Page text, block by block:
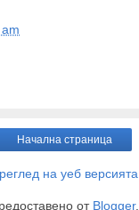
Начална страница
на уеб версията
от Blogger.